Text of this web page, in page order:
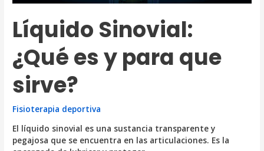
Líquido Sinovial:
¿Qué es y para que
sirve?
Fisioterapia deportiva
El líquido sinovial es una sustancia transparente y
pegajosa que se encuentra en las articulaciones. Es la